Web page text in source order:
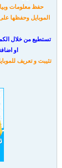
حفظ معلومات
الموبايل وحفظها
تستطيع من خلال
او
تثيبت و تعريف